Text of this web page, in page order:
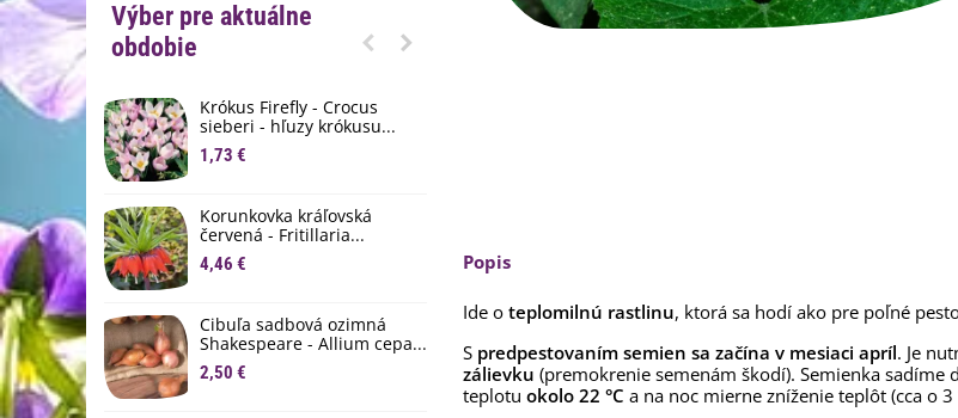
Výber pre aktuálne
obdobie
Krókus Firefly - Crocus
sieberi - hľuzy krókusu...
1,73 €
Korunkovka kráľovská
červená - Fritillaria...
4,46 €
Cibuľa sadbová ozimná
Shakespeare - Allium cepa...
2,50 €
Daucus carota - semená -...
Ľalia Canova - Lilium -
cibuľoviny - 1 ks
Popis
Ide o teplomilnú rastlinu, ktorá sa hodí ako pre poľné
S predpestovaním semien sa začína v mesiaci apríl. Je
zálievku (premokrenie semenám škodí). Semienka sadíme
teplotu okolo 22 °C a na noc mierne zníženie teplôt (cca o 3